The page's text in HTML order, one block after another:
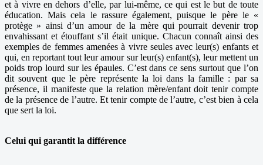
et à vivre en dehors d’elle, par lui-même, ce qui est le but de toute
éducation. Mais cela le rassure également, puisque le père le «
protège » ainsi d’un amour de la mère qui pourrait devenir trop
envahissant et étouffant s’il était unique. Chacun connaît ainsi des
exemples de femmes amenées à vivre seules avec leur(s) enfants et
qui, en reportant tout leur amour sur leur(s) enfant(s), leur mettent un
poids trop lourd sur les épaules. C’est dans ce sens surtout que l’on
dit souvent que le père représente la loi dans la famille : par sa
présence, il manifeste que la relation mère/enfant doit tenir compte
de la présence de l’autre. Et tenir compte de l’autre, c’est bien à cela
que sert la loi.
Celui qui garantit la différence